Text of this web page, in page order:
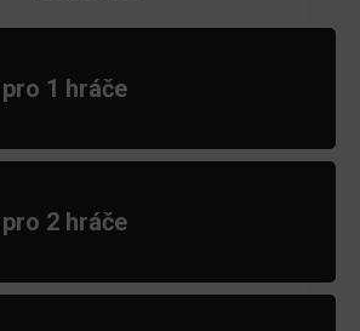
1 hráče
2 hráče